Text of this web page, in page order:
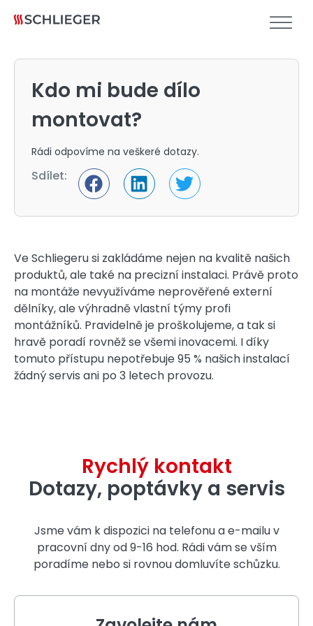
Kdo mi bude dílo
montovat?
Rádi odpovíme na veškeré dotazy.
Sdílet:
Ve Schliegeru si zakládáme nejen na kvalitě našich
produktů, ale také na precizní instalaci. Právě proto
na montáže nevyužíváme neprověřené externí
dělníky, ale výhradně vlastní týmy profi
montážníků. Pravidelně je proškolujeme, a tak si
hravě poradí rovněž se všemi inovacemi. I díky
tomuto přístupu nepotřebuje 95 % našich instalací
žádný servis ani po 3 letech provozu.
Rychlý kontakt
Dotazy, poptávky a servis
Jsme vám k dispozici na telefonu a e-mailu v
pracovní dny od 9-16 hod. Rádi vám se vším
poradíme nebo si rovnou domluvíte schůzku.